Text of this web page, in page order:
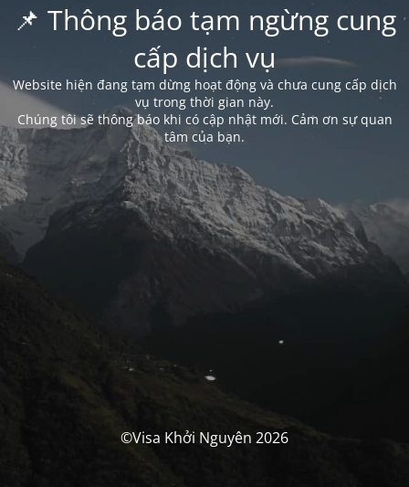
📌 Thông báo tạm ngừng cung
cấp dịch vụ
Website hiện đang tạm dừng hoạt động và chưa cung cấp dịch
vụ trong thời gian này.
Chúng tôi sẽ thông báo khi có cập nhật mới. Cảm ơn sự quan
tâm của bạn.
©Visa Khởi Nguyên 2026